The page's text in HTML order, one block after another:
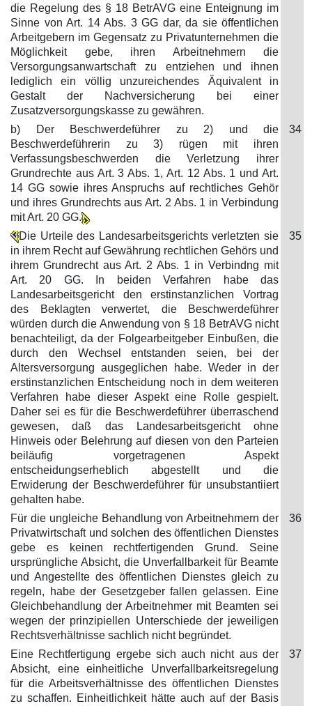
die Regelung des § 18 BetrAVG eine Enteignung im
Sinne von Art. 14 Abs. 3 GG dar, da sie öffentlichen
Arbeitgebern im Gegensatz zu Privatunternehmen die
Möglichkeit gebe, ihren Arbeitnehmern die
Versorgungsanwartschaft zu entziehen und ihnen
lediglich ein völlig unzureichendes Äquivalent in
Gestalt der Nachversicherung bei einer
Zusatzversorgungskasse zu gewähren.
b) Der Beschwerdeführer zu 2) und die
Beschwerdeführerin zu 3) rügen mit ihren
Verfassungsbeschwerden die Verletzung ihrer
Grundrechte aus Art. 3 Abs. 1, Art. 12 Abs. 1 und Art.
14 GG sowie ihres Anspruchs auf rechtliches Gehör
und ihres Grundrechts aus Art. 2 Abs. 1 in Verbindung
mit Art. 20 GG.
34
Die Urteile des Landesarbeitsgerichts verletzten sie
in ihrem Recht auf Gewährung rechtlichen Gehörs und
ihrem Grundrecht aus Art. 2 Abs. 1 in Verbindng mit
Art. 20 GG. In beiden Verfahren habe das
Landesarbeitsgericht den erstinstanzlichen Vortrag
des Beklagten verwertet, die Beschwerdeführer
würden durch die Anwendung von § 18 BetrAVG nicht
benachteiligt, da der Folgearbeitgeber Einbußen, die
durch den Wechsel entstanden seien, bei der
Altersversorgung ausgeglichen habe. Weder in der
erstinstanzlichen Entscheidung noch in dem weiteren
Verfahren habe dieser Aspekt eine Rolle gespielt.
Daher sei es für die Beschwerdeführer überraschend
gewesen, daß das Landesarbeitsgericht ohne
Hinweis oder Belehrung auf diesen von den Parteien
beiläufig vorgetragenen Aspekt
entscheidungserheblich abgestellt und die
Erwiderung der Beschwerdeführer für unsubstantiiert
gehalten habe.
35
Für die ungleiche Behandlung von Arbeitnehmern der
Privatwirtschaft und solchen des öffentlichen Dienstes
gebe es keinen rechtfertigenden Grund. Seine
ursprüngliche Absicht, die Unverfallbarkeit für Beamte
und Angestellte des öffentlichen Dienstes gleich zu
regeln, habe der Gesetzgeber fallen gelassen. Eine
Gleichbehandlung der Arbeitnehmer mit Beamten sei
wegen der prinzipiellen Unterschiede der jeweiligen
Rechtsverhältnisse sachlich nicht begründet.
36
Eine Rechtfertigung ergebe sich auch nicht aus der
Absicht, eine einheitliche Unverfallbarkeitsregelung
für die Arbeitsverhältnisse des öffentlichen Dienstes
zu schaffen. Einheitlichkeit hätte auch auf der Basis
37